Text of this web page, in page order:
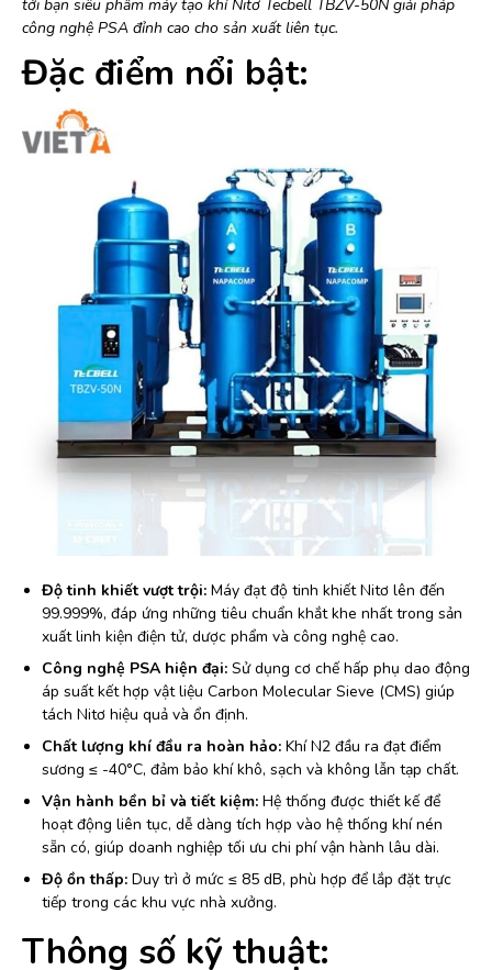
tới bạn siêu phẩm máy tạo khí Nitơ Tecbell TBZV-50N giải pháp
công nghệ PSA đỉnh cao cho sản xuất liên tục.
Đặc điểm nổi bật:
Độ tinh khiết vượt trội: Máy đạt độ tinh khiết Nitơ lên đến
99.999%, đáp ứng những tiêu chuẩn khắt khe nhất trong sản
xuất linh kiện điện tử, dược phẩm và công nghệ cao.
Công nghệ PSA hiện đại: Sử dụng cơ chế hấp phụ dao động
áp suất kết hợp vật liệu Carbon Molecular Sieve (CMS) giúp
tách Nitơ hiệu quả và ổn định.
Chất lượng khí đầu ra hoàn hảo: Khí N2 đầu ra đạt điểm
sương ≤ -40°C, đảm bảo khí khô, sạch và không lẫn tạp chất.
Vận hành bền bỉ và tiết kiệm: Hệ thống được thiết kế để
hoạt động liên tục, dễ dàng tích hợp vào hệ thống khí nén
sẵn có, giúp doanh nghiệp tối ưu chi phí vận hành lâu dài.
Độ ồn thấp: Duy trì ở mức ≤ 85 dB, phù hợp để lắp đặt trực
tiếp trong các khu vực nhà xưởng.
Thông số kỹ thuật: